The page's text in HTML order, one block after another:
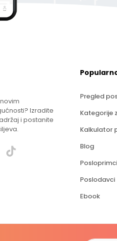
Izradite
i postanite
Pregled
Kategorije
Kalkulator
Blog
Posloprimci
Poslodavci
Ebook